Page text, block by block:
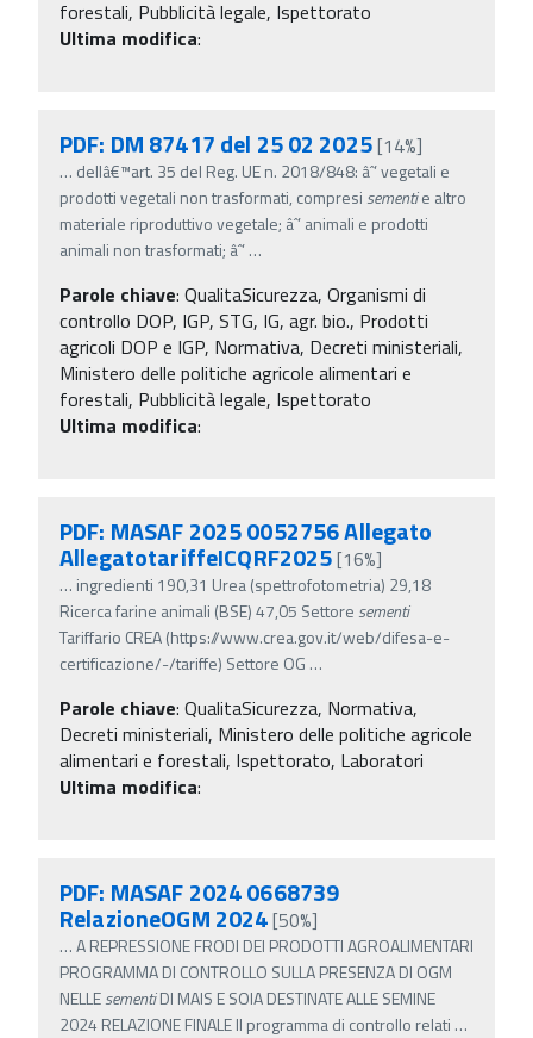
forestali, Pubblicità legale, Ispettorato
Ultima modifica:
PDF: DM 87417 del 25 02 2025[14%]
… dellâ€™art. 35 del Reg. UE n. 2018/848: âˆ’ vegetali e
prodotti vegetali non trasformati, compresi sementie altro
materiale riproduttivo vegetale; âˆ’ animali e prodotti
animali non trasformati; âˆ’…
Parole chiave: QualitaSicurezza, Organismi di
controllo DOP, IGP, STG, IG, agr. bio., Prodotti
agricoli DOP e IGP, Normativa, Decreti ministeriali,
Ministero delle politiche agricole alimentari e
forestali, Pubblicità legale, Ispettorato
Ultima modifica:
PDF: MASAF 2025 0052756 Allegato
AllegatotariffeICQRF2025[16%]
… ingredienti 190,31 Urea (spettrofotometria) 29,18
Ricerca farine animali (BSE) 47,05 Settore sementi
Tariffario CREA (https://www.crea.gov.it/web/difesa-e-
certificazione/-/tariffe) Settore OG …
Parole chiave: QualitaSicurezza, Normativa,
Decreti ministeriali, Ministero delle politiche agricole
alimentari e forestali, Ispettorato, Laboratori
Ultima modifica:
PDF: MASAF 2024 0668739
RelazioneOGM 2024[50%]
…A REPRESSIONE FRODI DEI PRODOTTI AGROALIMENTARI
PROGRAMMA DI CONTROLLO SULLA PRESENZA DI OGM
NELLEsementiDI MAIS E SOIA DESTINATE ALLE SEMINE
2024 RELAZIONE FINALE Il programma di controllo relati …